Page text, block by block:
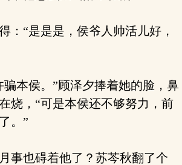
：“是是是，侯爷人帅活儿好，
本侯。”顾泽夕捧着她的脸，鼻
烧，“可是本侯还不够努力，前
。”
事也碍着他了？苏芩秋翻了个